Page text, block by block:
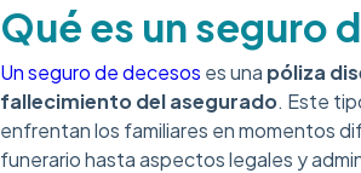
Qué es un seguro
Un seguro de decesos es una póliza
fallecimiento del asegurado. Este
enfrentan los familiares en momentos
funerario hasta aspectos legales y